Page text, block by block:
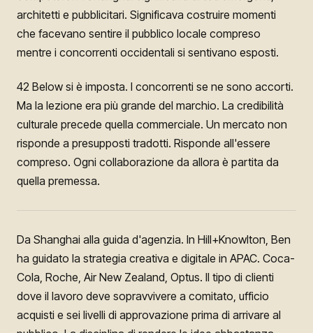
architetti e pubblicitari. Significava costruire momenti
che facevano sentire il pubblico locale compreso
mentre i concorrenti occidentali si sentivano esposti.
42 Below si è imposta. I concorrenti se ne sono accorti.
Ma la lezione era più grande del marchio. La credibilità
culturale precede quella commerciale. Un mercato non
risponde a presupposti tradotti. Risponde all'essere
compreso. Ogni collaborazione da allora è partita da
quella premessa.
Da Shanghai alla guida d'agenzia. In Hill+Knowlton, Ben
ha guidato la strategia creativa e digitale in APAC. Coca-
Cola, Roche, Air New Zealand, Optus. Il tipo di clienti
dove il lavoro deve sopravvivere a comitato, ufficio
acquisti e sei livelli di approvazione prima di arrivare al